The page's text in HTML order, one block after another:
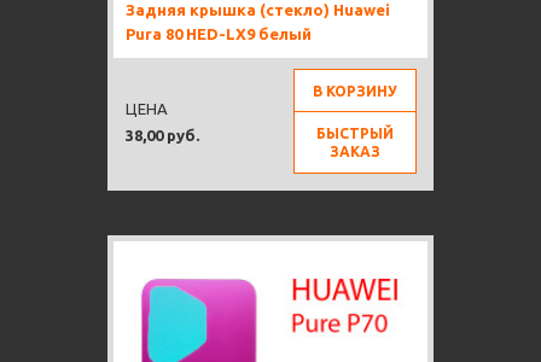
Задняя крышка (стекло) Huawei
Pura 80 HED-LX9 белый
38,00 руб.
ЦЕНА
В КОРЗИНУ
БЫСТРЫЙ
ЗАКАЗ